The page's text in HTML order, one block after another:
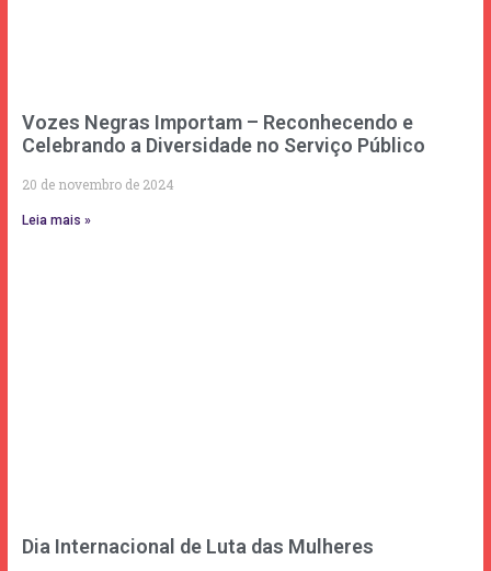
Vozes Negras Importam – Reconhecendo e
Celebrando a Diversidade no Serviço Público
20 de novembro de 2024
Leia mais »
Dia Internacional de Luta das Mulheres